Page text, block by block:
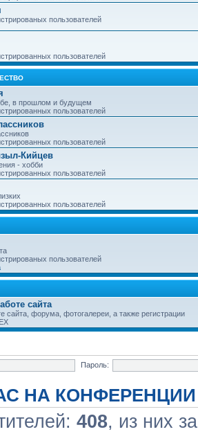
пользователей
пользователей
в прошлом и будущем
пользователей
пользователей
Кийцев
- хобби
пользователей
пользователей
пользователей
сайта
сайта, форума, фотогалереи, а также регистрации
Пароль:
НА КОНФЕРЕНЦИИ
408, из них